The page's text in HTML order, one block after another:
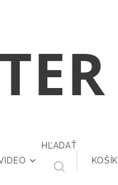
HĽADAŤ
KOŠÍK